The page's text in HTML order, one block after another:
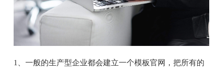
1
、一般的生产型企业都会建立一个模板官网，把所有的